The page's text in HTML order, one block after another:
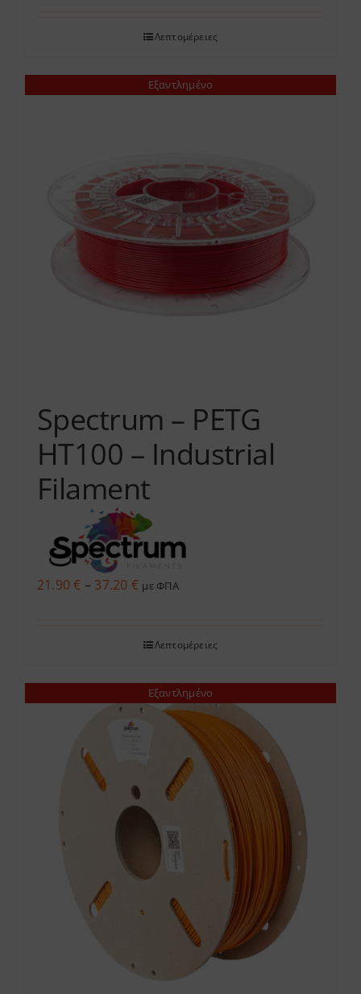
Λεπτομέρειες
Εξαντλημένο
Spectrum – PETG
HT100 – Industrial
Filament
21.90€ – 37.20 €Price
through
με ΦΠΑ
Λεπτομέρειες
Εξαντλημένο